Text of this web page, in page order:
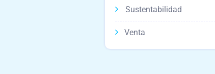
Sustentabilidad
Venta